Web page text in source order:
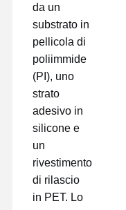
da un
substrato in
pellicola di
poliimmide
(PI), uno
strato
adesivo in
silicone e
un
rivestimento
di rilascio
in PET. Lo